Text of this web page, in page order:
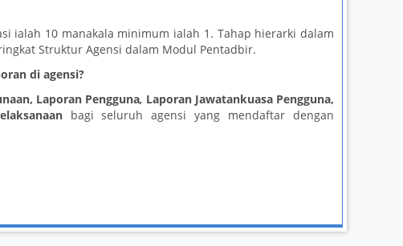
ialah 10 manakala minimum ialah 1. Tahap hierarki dalam
Struktur Agensi dalam Modul Pentadbir.
di agensi?
, Laporan Pengguna, Laporan Jawatankuasa Pengguna,
bagi seluruh agensi yang mendaftar dengan